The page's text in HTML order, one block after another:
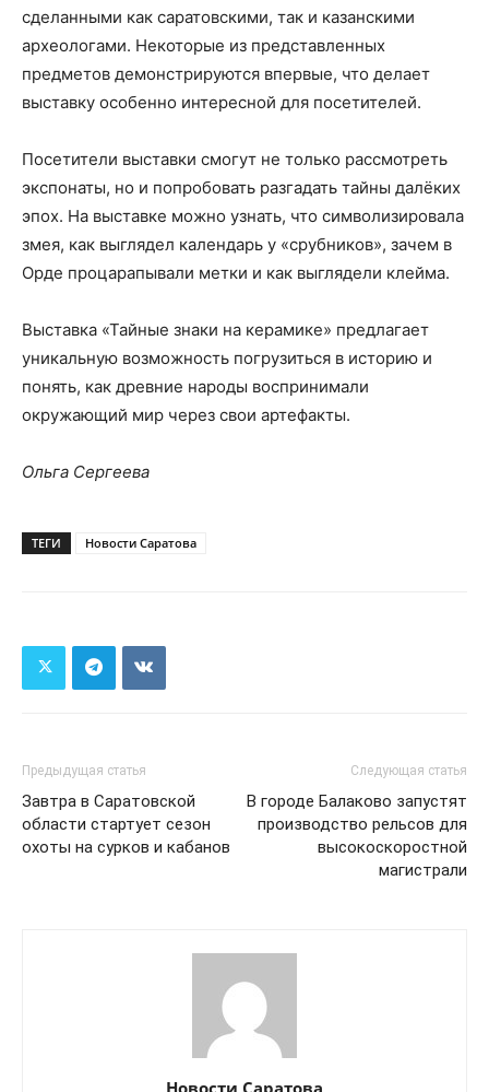
сделанными как саратовскими, так и казанскими
археологами. Некоторые из представленных
предметов демонстрируются впервые, что делает
выставку особенно интересной для посетителей.
Посетители выставки смогут не только рассмотреть
экспонаты, но и попробовать разгадать тайны далёких
эпох. На выставке можно узнать, что символизировала
змея, как выглядел календарь у «срубников», зачем в
Орде процарапывали метки и как выглядели клейма.
Выставка «Тайные знаки на керамике» предлагает
уникальную возможность погрузиться в историю и
понять, как древние народы воспринимали
окружающий мир через свои артефакты.
Ольга Сергеева
ТЕГИ Новости Саратова
Предыдущая статья
Завтра в Саратовской
области стартует сезон
охоты на сурков и кабанов
Следующая статья
В городе Балаково запустят
производство рельсов для
высокоскоростной
магистрали
Новости Саратова